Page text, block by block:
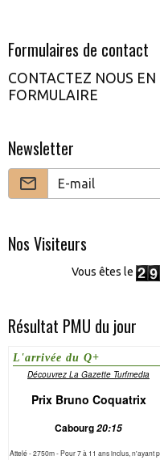
Formulaires de contact
CONTACTEZ NOUS
FORMULAIRE
Newsletter
Nos Visiteurs
Vous êtes le
Résultat PMU du jour